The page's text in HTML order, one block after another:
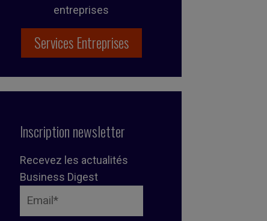
entreprises
Services Entreprises
Inscription newsletter
Recevez les actualités
Business Digest